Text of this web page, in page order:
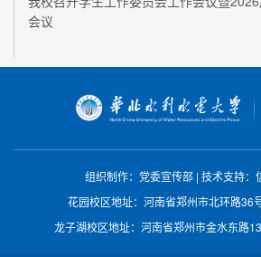
会议
组织制作：党委宣传部 | 技术支持：
花园校区地址：河南省郑州市北环路36
龙子湖校区地址：河南省郑州市金水东路